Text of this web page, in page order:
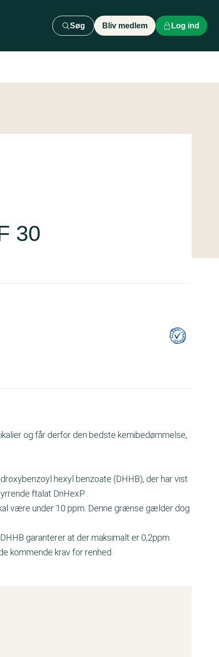
Søg Bliv medlem Log ind
30
og får derfor den bedste kemibedømmelse,
hexyl benzoate (DHHB), der har vist
ftalat DnHexP .
være under 10 ppm. Denne grænse gælder dog
garanterer at der maksimalt er 0,2ppm
kommende krav for renhed.